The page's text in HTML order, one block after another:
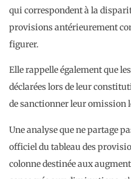
qui correspondent à la
provisions antérieurement
figurer.
Elle rappelle également que
déclarées lors de leur
de sanctionner leur omission
Une analyse que ne partage
officiel du tableau des
colonne destinée aux